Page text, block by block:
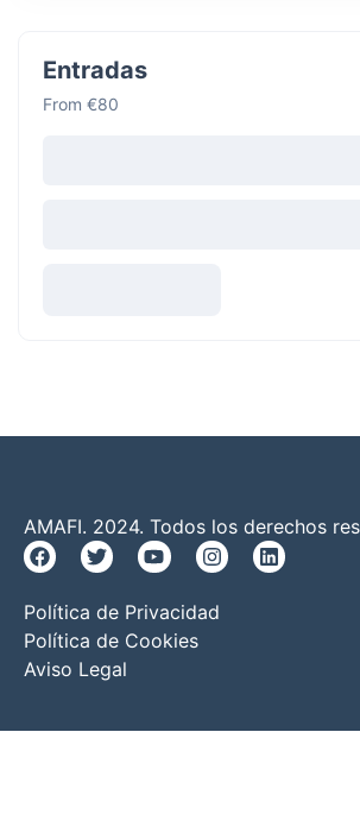
Entradas
From €80
AMAFI. 2024. Todos los derechos
Política de Privacidad
Política de Cookies
Aviso Legal